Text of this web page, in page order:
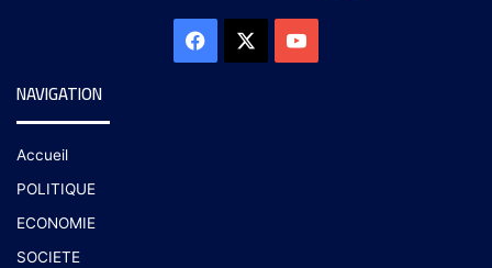
NAVIGATION
Accueil
POLITIQUE
ECONOMIE
SOCIETE